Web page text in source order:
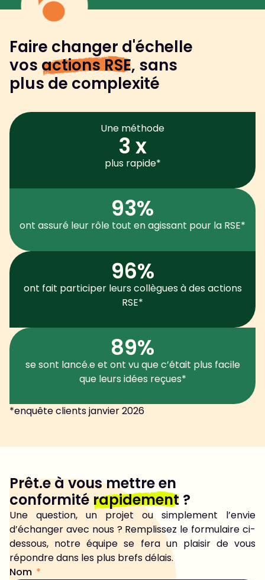
Faire changer d'échelle
vos actions RSE, sans
plus de complexité
Une méthode
3 x
plus rapide*
93%
ont assuré leur rôle tout en agissant pour la RSE*
96%
ont fait participer leurs collègues à des actions
RSE*
89%
se sont lancé.e et ont vu que c’était plus facile
que leurs idées reçues*
*enquête clients janvier 2026
Prêt.e à vous mettre en
conformitérapidement ?
Une question, un projet ou simplement l’envie
d’échanger avec nous ? Remplissez le formulaire ci-
dessous, notre équipe se fera un plaisir de vous
répondre dans les plus brefs délais.
Nom